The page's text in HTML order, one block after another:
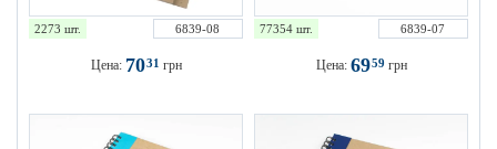
2273 шт. 6839-08
Цена: 7031 грн
77354 шт. 6839-07
Цена: 6959 грн